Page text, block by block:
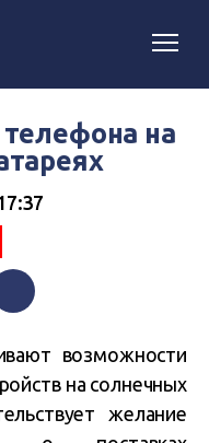
на
возможности
на солнечных
желание